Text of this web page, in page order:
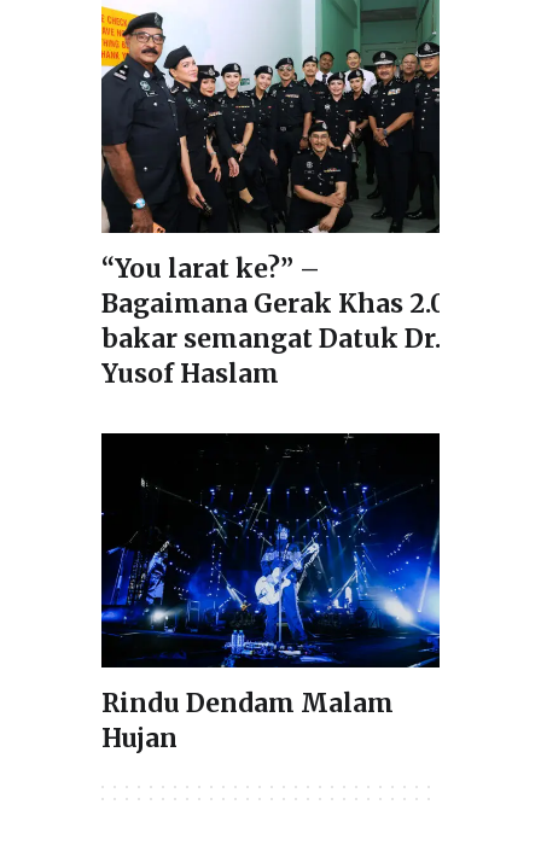
“You larat ke?” –
Bagaimana Gerak Khas 2.0
bakar semangat Datuk Dr.
Yusof Haslam
Rindu Dendam Malam
Hujan